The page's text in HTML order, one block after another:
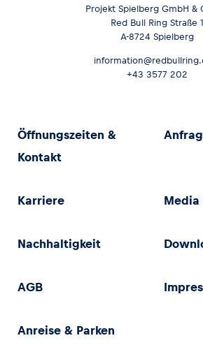
Projekt Spielberg GmbH &
Red Bull Ring Straße 1
A-8724 Spielberg
+43 3577 202
Öffnungszeiten &
Kontakt
Karriere Media
Nachhaltigkeit
AGB
Anreise & Parken